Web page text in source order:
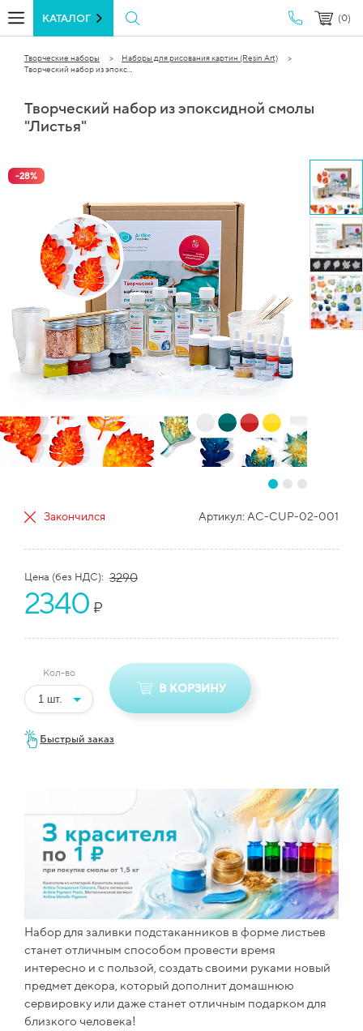
КАТАЛОГ (0)
Творческие наборы
Наборы для рисования картин (Resin Art)
Творческий набор из эпокс...
Творческий набор из эпоксидной смолы
"Листья"
-28%
Закончился Артикул: AC-CUP-02-001
Цена (без НДС): 3290
2340 ₽
Кол-во
В КОРЗИНУ
Быстрый заказ
Набор для заливки подстаканников в форме листьев
станет отличным способом провести время
интересно и с пользой, создать своими руками новый
предмет декора, который дополнит домашнюю
сервировку или даже станет отличным подарком для
близкого человека!